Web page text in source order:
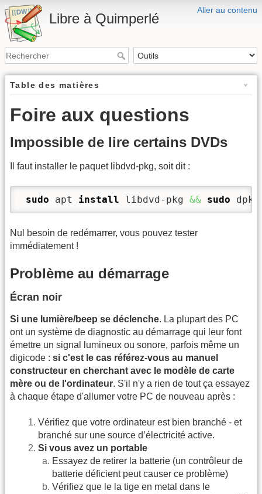
Aller au contenu
Libre à Quimperlé
Table des matières
Foire aux questions
Impossible de lire certains DVDs
Il faut installer le paquet libdvd-pkg, soit dit :
sudo apt install libdvd-pkg && sudo
Nul besoin de redémarrer, vous pouvez tester
immédiatement !
Problème au démarrage
Écran noir
Si une lumière/beep se déclenche. La plupart des PC
ont un système de diagnostic au démarrage qui leur font
émettre un signal lumineux ou sonore, parfois même un
digicode : si c'est le cas référez-vous au manuel
constructeur en cherchant avec le modèle de carte
mère ou de l'ordinateur. S'il n'y a rien de tout ça essayez
à chaque étape d'allumer votre PC de nouveau après :
Vérifiez que votre ordinateur est bien branché - et
branché sur une source d’électricité active.
Si vous avez un portable
Essayez de retirer la batterie (un contrôleur de
batterie déficient peut causer ce problème)
Vérifiez que le la tige en metal dans le